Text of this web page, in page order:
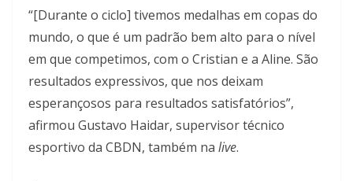
“[Durante o ciclo] tivemos medalhas em copas do
mundo, o que é um padrão bem alto para o nível
em que competimos, com o Cristian e a Aline. São
resultados expressivos, que nos deixam
esperançosos para resultados satisfatórios”,
afirmou Gustavo Haidar, supervisor técnico
esportivo da CBDN, também na live.